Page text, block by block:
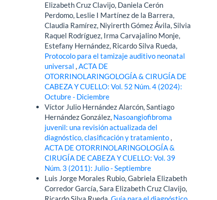
Elizabeth Cruz Clavijo, Daniela Cerón
Perdomo, Leslie I Martínez de la Barrera,
Claudia Ramírez, Niyirerth Gómez Ávila, Silvia
Raquel Rodríguez, Irma Carvajalino Monje,
Estefany Hernández, Ricardo Silva Rueda,
Protocolo para el tamizaje auditivo neonatal
universal,ACTA DE
OTORRINOLARINGOLOGÍA & CIRUGÍA DE
CABEZA Y CUELLO: Vol. 52 Núm. 4 (2024):
Octubre - Diciembre
Víctor Julio Hernández Alarcón, Santiago
Hernández González, Nasoangiofibroma
juvenil: una revisión actualizada del
diagnóstico, clasificación y tratamiento,
ACTA DE OTORRINOLARINGOLOGÍA &
CIRUGÍA DE CABEZA Y CUELLO: Vol. 39
Núm. 3 (2011): Julio - Septiembre
Luis Jorge Morales Rubio, Gabriela Elizabeth
Corredor García, Sara Elizabeth Cruz Clavijo,